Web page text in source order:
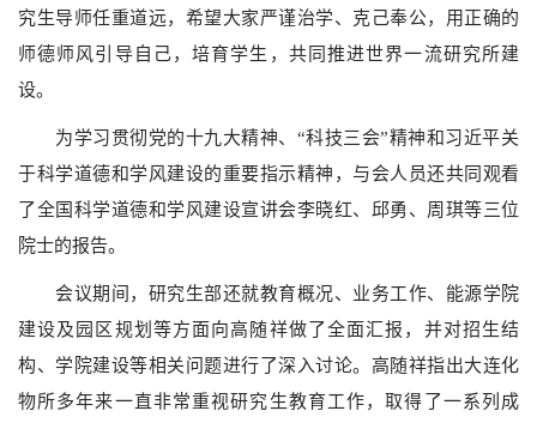
究生导师任重道远，希望大家严谨治学、克己奉公，用正确的
师德师风引导自己，培育学生，共同推进世界一流研究所建
设。
为学习贯彻党的十九大精神、“科技三会”精神和习近平关
于科学道德和学风建设的重要指示精神，与会人员还共同观看
了全国科学道德和学风建设宣讲会李晓红、邱勇、周琪等三位
院士的报告。
会议期间，研究生部还就教育概况、业务工作、能源学院
建设及园区规划等方面向高随祥做了全面汇报，并对招生结
构、学院建设等相关问题进行了深入讨论。高随祥指出大连化
物所多年来一直非常重视研究生教育工作，取得了一系列成